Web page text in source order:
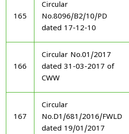
165
Circular
No.8096/B2/10/PD
dated 17-12-10
166
Circular No.01/2017
dated 31-03-2017 of
CWW
167
Circular
No.D1/681/2016/FWLD
dated 19/01/2017